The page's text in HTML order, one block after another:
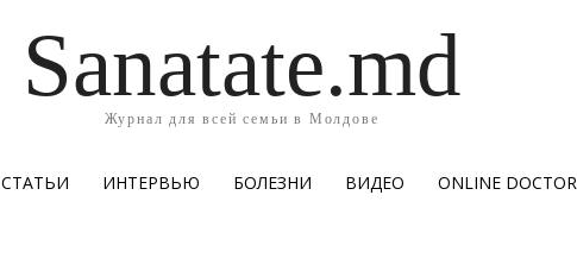
Sanatate.md
Журнал для всей семьи в Молдове
СТАТЬИ ИНТЕРВЬЮ БОЛЕЗНИ ВИДЕО ОNLINE DOCTOR